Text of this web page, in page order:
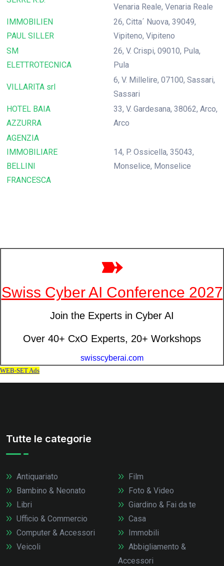
Venaria Reale, Venaria Reale
IMMOBILIEN
PAUL SILLER
26, Citta´ Nuova, 39049,
Vipiteno, Vipiteno
SM
ELETTROTECNICA
26, V. Crispi, 09010, Pula,
Pula
VILLARITA srl
6, V. Millelire, 07100, Sassari,
Sassari
HOTEL BAIA
AZZURRA
33, V. Gardesana, 38062, Arco,
Arco
AGENZIA
IMMOBILIARE
BELLINI
FRANCESCA
14, P. Ossicella, 35043,
Monselice, Monselice
Tutte le categorie
Antiquariato
Bambino & Neonato
Libri
Ufficio & Commercio
Computer & Accessori
Veicoli
Film
Foto & Video
Giardino & Fai da te
Casa
Immobili
Abbigliamento &
Accessori